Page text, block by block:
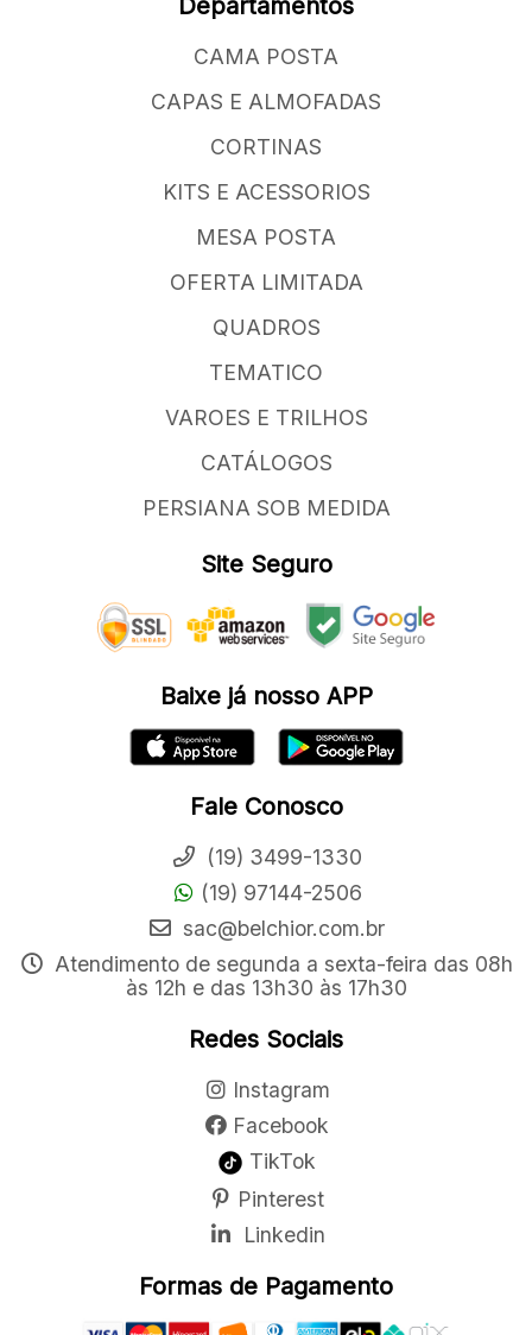
Departamentos
CAMA POSTA
CAPAS E ALMOFADAS
CORTINAS
KITS E ACESSORIOS
MESA POSTA
OFERTA LIMITADA
QUADROS
TEMATICO
VAROES E TRILHOS
CATÁLOGOS
PERSIANA SOB MEDIDA
Site Seguro
Baixe já nosso APP
Fale Conosco
(19) 3499-1330
(19) 97144-2506
sac@belchior.com.br
Atendimento de segunda a sexta-feira das 08h
às 12h e das 13h30 às 17h30
Redes Sociais
Instagram
Facebook
TikTok
Pinterest
Linkedin
Formas de Pagamento